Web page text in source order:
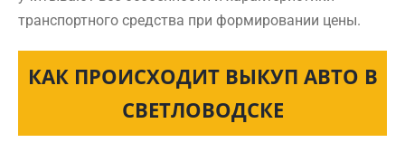
транспортного средства при формировании цены.
КАК ПРОИСХОДИТ ВЫКУП АВТО В
СВЕТЛОВОДСКЕ